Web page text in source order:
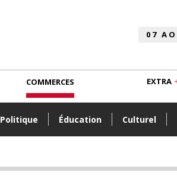
Politique Éducation Culturel
COMMERCES EXTRA